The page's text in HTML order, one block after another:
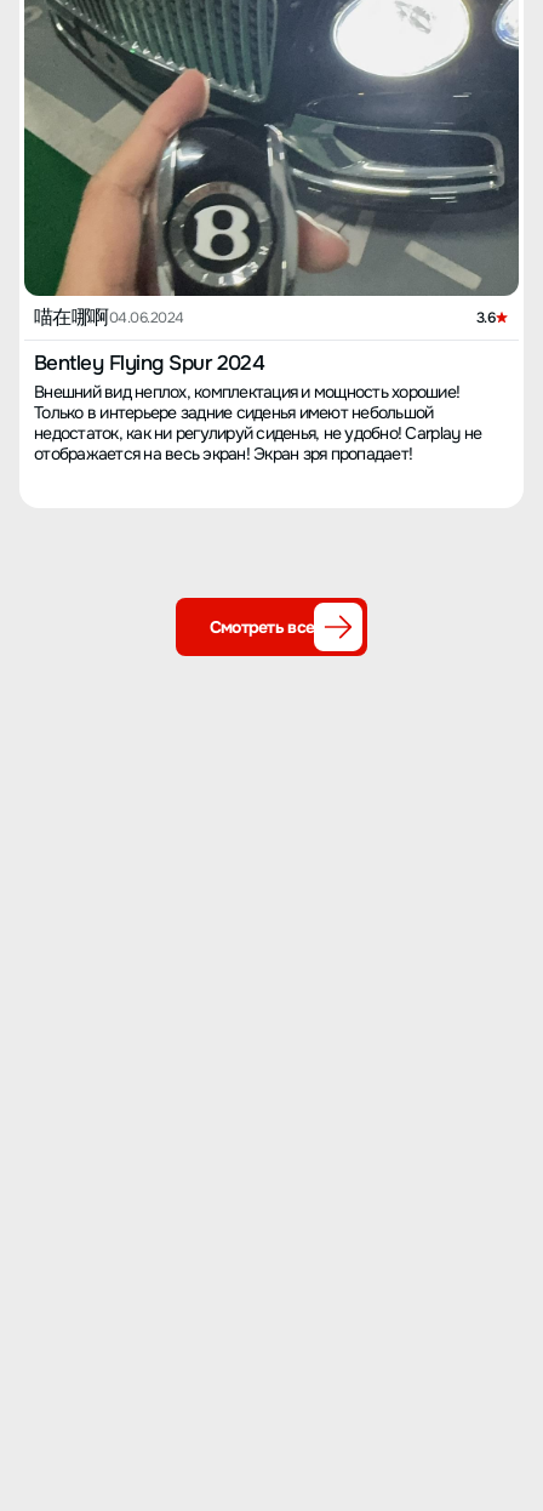
喵在哪啊04.06.2024 3.6
Bentley Flying Spur 2024
Внешний вид неплох, комплектация и мощность хорошие!
Только в интерьере задние сиденья имеют небольшой
недостаток, как ни регулируй сиденья, не удобно! Carplay не
отображается на весь экран! Экран зря пропадает!
Смотреть все